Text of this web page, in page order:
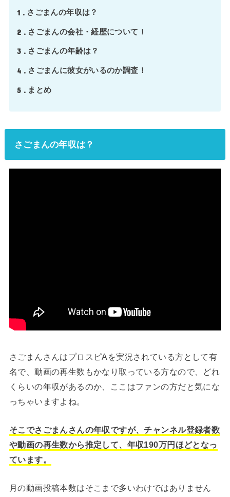
1 さごまんの年収は？
2 さごまんの会社・経歴について！
3 さごまんの年齢は？
4 さごまんに彼女がいるのか調査！
5 まとめ
さごまんの年収は？
さごまんさんはプロスピAを実況されている方として有
名で、動画の再生数もかなり取っている方なので、どれ
くらいの年収があるのか、ここはファンの方だと気にな
っちゃいますよね。
そこでさごまんさんの年収ですが、チャンネル登録者数
や動画の再生数から推定して、年収190万円ほどとなっ
ています。
月の動画投稿本数はそこまで多いわけではありません